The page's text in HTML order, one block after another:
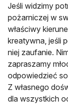
Jeśli widzimy
pożarniczej w
właściwy
kreatywna, jeśli
niej zaufanie.
zapraszamy
odpowiedzieć
Z własnego
dla wszystkich